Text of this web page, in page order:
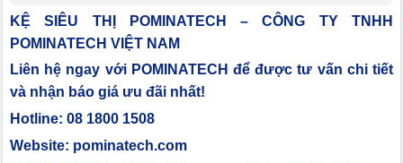
KỆ SIÊU THỊ POMINATECH – CÔNG TY TNHH
POMINATECH VIỆT NAM
Liên hệ ngay với POMINATECH để được tư vấn chi tiết
và nhận báo giá ưu đãi nhất!
Hotline: 08 1800 1508
Website: pominatech.com